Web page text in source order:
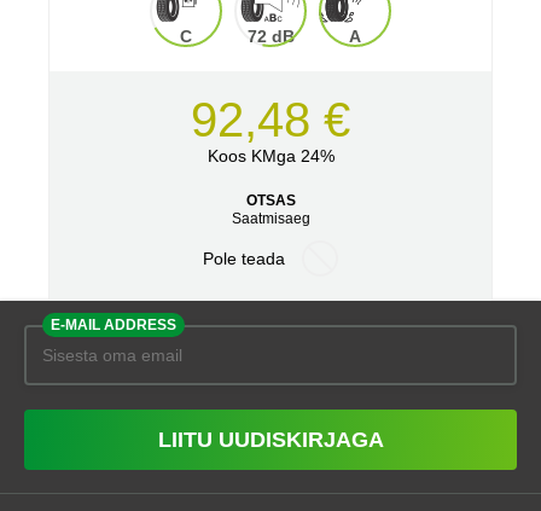
C 72 dB A
92,48 €
Koos KMga 24%
OTSAS
Saatmisaeg
Pole teada
E-MAIL ADDRESS
LIITU UUDISKIRJAGA